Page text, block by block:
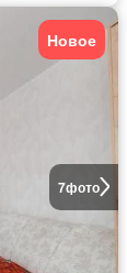
7фото
Новое